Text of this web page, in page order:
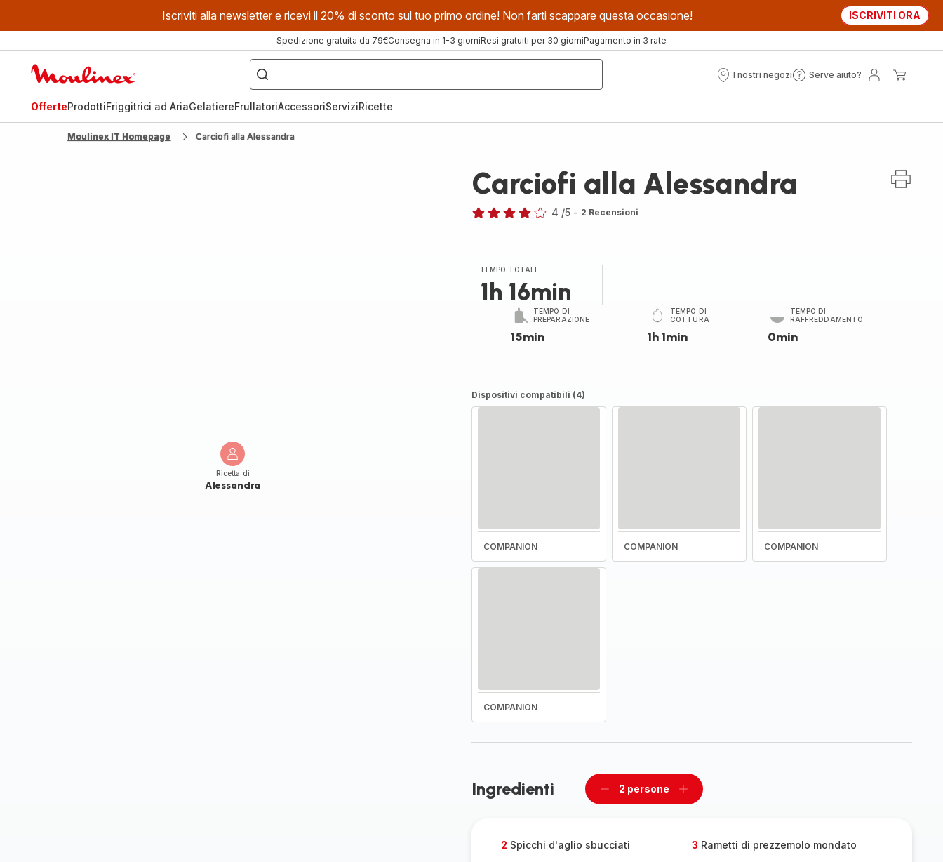
Iscriviti alla newsletter e ricevi il 20% di sconto sul tuo primo ordine! Non farti scappare questa occasione! ISCRIVITI ORA
Spedizione gratuita da 79€Consegna in 1-3 giorniResi gratuiti per 30 giorniPagamento in 3 rate
Cosa
stai
cercando?
I nostri negozi
I
Serve aiuto?
Serve
OfferteProdottiFriggitrici ad AriaGelatiereFrullatoriAccessoriServiziRicette
Moulinex IT Homepage Carciofi alla Alessandra
Ricetta di
Alessandra
Carciofi alla Alessandra
quattro
stelle
(media)
4 /5 - 2 Recensioni
TEMPO TOTALE
1h 16min
TEMPO DI
PREPARAZIONE
15min
TEMPO DI
COTTURA
1h 1min
TEMPO DI
RAFFREDDAMENTO
0min
Dispositivi compatibili (4)
COMPANION COMPANION COMPANION
COMPANION
Ingredienti
Rimuovi
2 persone
Aggiungi
2 Spicchi d'aglio sbucciati 3 Rametti di prezzemolo mondato